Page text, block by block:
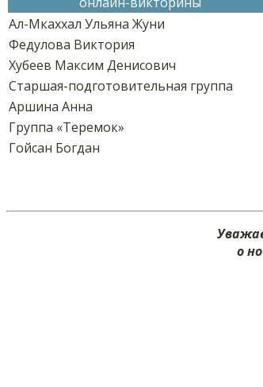
Ал-Мкаххал Ульяна Жуни
Федулова Виктория
Хубеев Максим Денисович
Старшая-подготовительная группа
Аршина Анна
Группа «Теремок»
Гойсан Богдан
о